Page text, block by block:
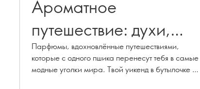
Ароматное
путешествие: духи,
которые перенесут
тебя в другое место
Парфюмы, вдохновлённые путешествиями,
которые с одного пшика перенесут тебя в самые
модные уголки мира. Твой уикенд в бутылочке —